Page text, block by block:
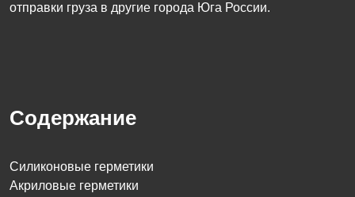
отправки груза в другие города Юга России.
Содержание
Силиконовые герметики
Акриловые герметики